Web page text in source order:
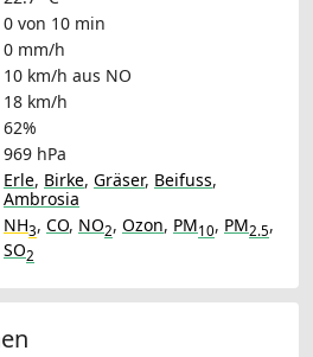
0 von 10 min
0 mm/h
10 km/h aus NO
18 km/h
62%
969 hPa
Erle, Birke, Gräser, Beifuss,
Ambrosia
NH3, CO, NO2, Ozon, PM10, PM2.5,
SO2